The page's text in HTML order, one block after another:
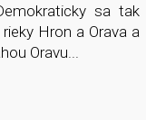
sa tak
Hron a Orava a
Oravu...